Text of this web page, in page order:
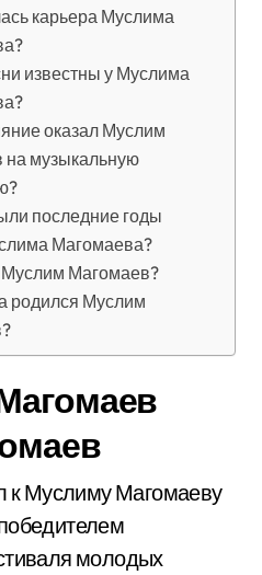
карьера Муслима
известны у Муслима
оказал Муслим
на музыкальную
последние годы
Магомаева?
Муслим Магомаев?
родился Муслим
к Муслиму Магомаеву
молодых